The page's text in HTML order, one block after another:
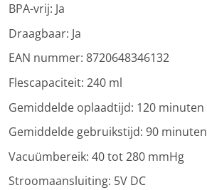
BPA-vrij: Ja
Draagbaar: Ja
EAN nummer: 8720648346132
Flescapaciteit: 240 ml
Gemiddelde oplaadtijd: 120 minuten
Gemiddelde gebruikstijd: 90 minuten
Vacuümbereik: 40 tot 280 mmHg
Stroomaansluiting: 5V DC